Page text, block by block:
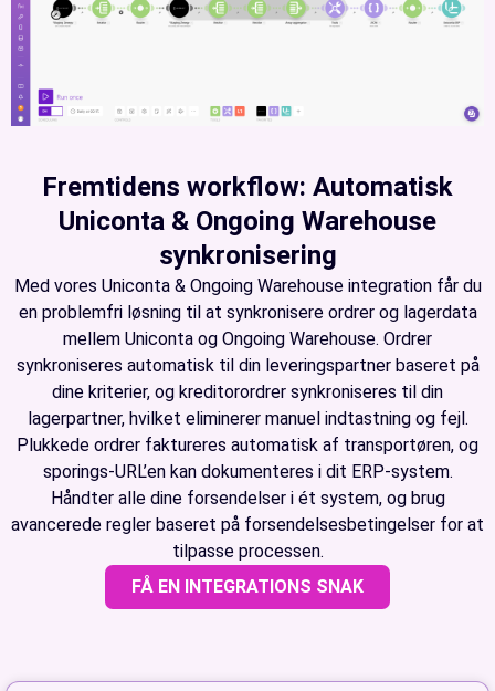
Fremtidens workflow: Automatisk
Uniconta & Ongoing Warehouse
synkronisering
Med vores Uniconta & Ongoing Warehouse integration får du
en problemfri løsning til at synkronisere ordrer og lagerdata
mellem Uniconta og Ongoing Warehouse. Ordrer
synkroniseres automatisk til din leveringspartner baseret på
dine kriterier, og kreditorordrer synkroniseres til din
lagerpartner, hvilket eliminerer manuel indtastning og fejl.
Plukkede ordrer faktureres automatisk af transportøren, og
sporings-URL’en kan dokumenteres i dit ERP-system.
Håndter alle dine forsendelser i ét system, og brug
avancerede regler baseret på forsendelsesbetingelser for at
tilpasse processen.
FÅ EN INTEGRATIONS SNAK